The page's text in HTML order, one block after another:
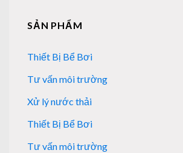
SẢN PHẨM
Thiết Bị Bể Bơi
Tư vấn môi trường
Xử lý nước thải
Thiết Bị Bể Bơi
Tư vấn môi trường